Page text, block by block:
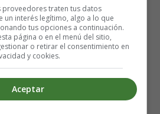
, sí señor
de lo mejor
proveedores traten tus datos
un interés legítimo, algo a lo que
tus opciones a continuación.
página o en el menú del sitio,
o retirar el consentimiento en
y cookies.
Aceptar